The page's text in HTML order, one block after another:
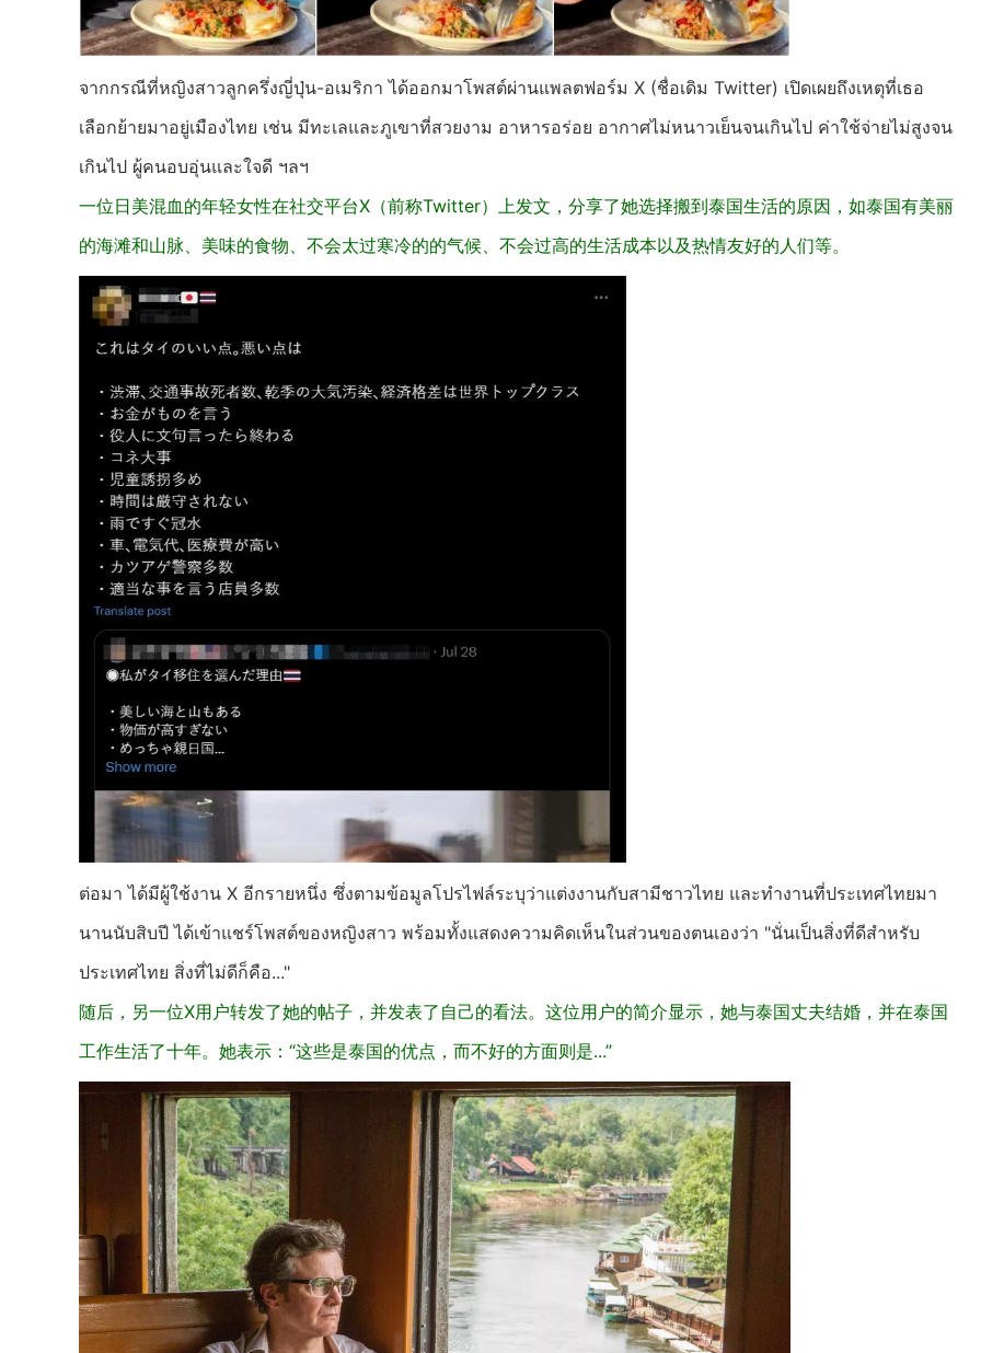
จากกรณีที่หญิงสาวลูกครึ่งญี่ปุ่น-อเมริกา ได้ออกมาโพสต์ผ่านแพลตฟอร์ม X (ชื่อเดิม Twitter) เปิดเผยถึงเหตุที่เธอ
เลือกย้ายมาอยู่เมืองไทย เช่น มีทะเลและภูเขาที่สวยงาม อาหารอร่อย อากาศไม่หนาวเย็นจนเกินไป ค่าใช้จ่ายไม่สูงจน
เกินไป ผู้คนอบอุ่นและใจดี ฯลฯ
一位日美混血的年轻女性在社交平台X（前称Twitter）上发文，分享了她选择搬到泰国生活的原因，如泰国有美丽
的海滩和山脉、美味的食物、不会太过寒冷的的气候、不会过高的生活成本以及热情友好的人们等。
ต่อมา ได้มีผู้ใช้งาน X อีกรายหนึ่ง ซึ่งตามข้อมูลโปรไฟล์ระบุว่าแต่งงานกับสามีชาวไทย และทำงานที่ประเทศไทยมา
นานนับสิบปี ได้เข้าแชร์โพสต์ของหญิงสาว พร้อมทั้งแสดงความคิดเห็นในส่วนของตนเองว่า "นั่นเป็นสิ่งที่ดีสำหรับ
ประเทศไทย สิ่งที่ไม่ดีก็คือ..."
随后，另一位X用户转发了她的帖子，并发表了自己的看法。这位用户的简介显示，她与泰国丈夫结婚，并在泰国
工作生活了十年。她表示：“这些是泰国的优点，而不好的方面则是...”